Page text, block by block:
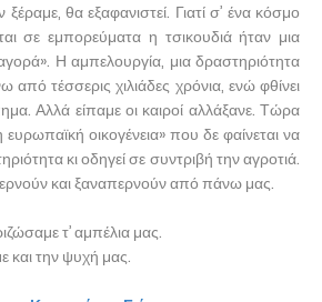
θα εξαφανιστεί. Γιατί σ’ ένα κόσμο
σε εμπορεύματα η τσικουδιά ήταν μια
Η αμπελουργία, μια δραστηριότητα
τέσσερις χιλιάδες χρόνια, ενώ φθίνει
Αλλά είπαμε οι καιροί αλλάξανε. Τώρα
οικογένεια» που δε φαίνεται να
κι οδηγεί σε συντριβή την αγροτιά.
και ξαναπερνούν από πάνω μας.
τ’ αμπέλια μας.
και την ψυχή μας.